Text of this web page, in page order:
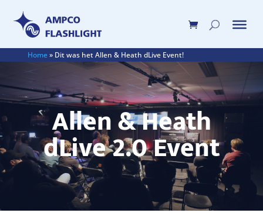
Home» Dit was het Allen & Heath dLive Event!
Allen & Heath
dLive 2.0 Event